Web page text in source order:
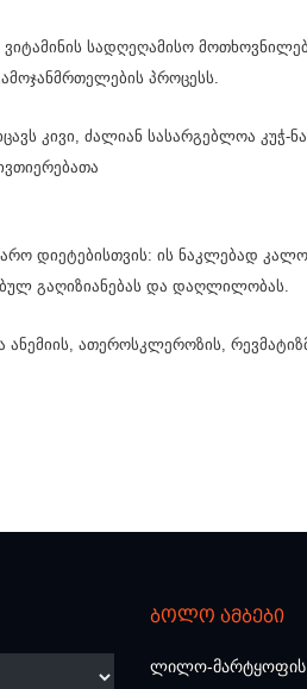
სადღეღამისო
პროცესს.
კივი, ძალიან სასარგებლოა კუჭ-
დიეტებისთვის: ის ნაკლებად
გაღიზიანებას და დაღლილობას.
ანემიის, ათეროსკლეროზის,
ბოლო ამბები
ლილო-მარტყოფის